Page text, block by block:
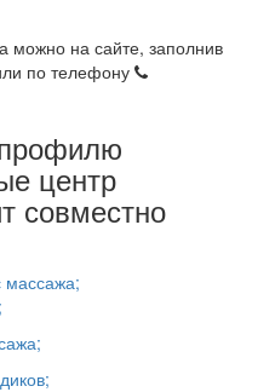
можно на сайте, заполнив
по телефону
центр
совместно
массажа;